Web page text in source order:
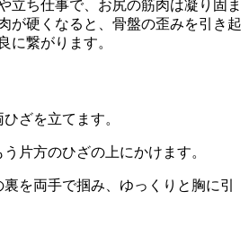
立ち仕事で、お尻の筋肉は凝り固ま
が硬くなると、骨盤の歪みを引き起
に繋がります。
ざを立てます。
片方のひざの上にかけます。
を両手で掴み、ゆっくりと胸に引